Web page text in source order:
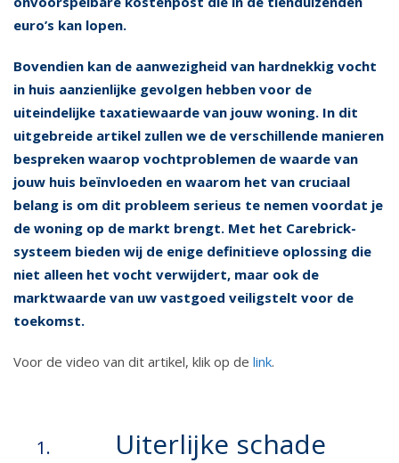
euro’s kan lopen.
Bovendien kan de aanwezigheid van hardnekkig vocht
in huis aanzienlijke gevolgen hebben voor de
uiteindelijke taxatiewaarde van jouw woning. In dit
uitgebreide artikel zullen we de verschillende manieren
bespreken waarop vochtproblemen de waarde van
jouw huis beïnvloeden en waarom het van cruciaal
belang is om dit probleem serieus te nemen voordat je
de woning op de markt brengt. Met het Carebrick-
systeem bieden wij de enige definitieve oplossing die
niet alleen het vocht verwijdert, maar ook de
marktwaarde van uw vastgoed veiligstelt voor de
toekomst.
Voor de video van dit artikel, klik op de link.
Uiterlijke schade